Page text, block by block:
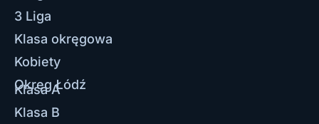
3 Liga
Klasa okręgowa
Kobiety
Okręg Łódź
Klasa A
Klasa B